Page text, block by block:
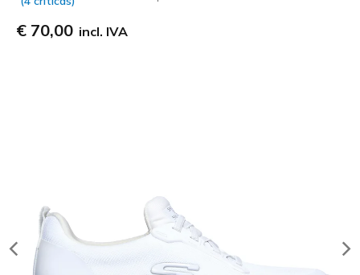
€ 70,00 incl. IVA